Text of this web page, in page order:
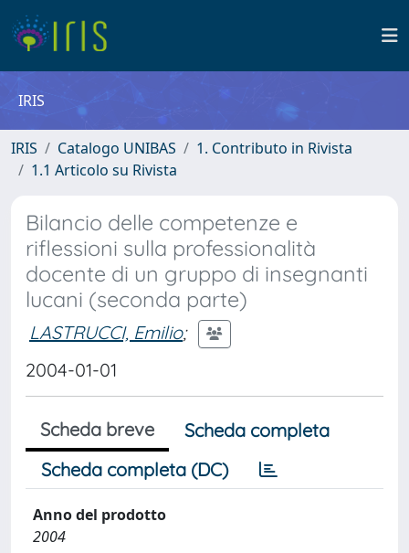
IRIS
IRIS Catalogo UNIBAS
1. Contributo in Rivista
1.1 Articolo su Rivista
Bilancio delle competenze e
riflessioni sulla professionalità
docente di un gruppo di insegnanti
lucani (seconda parte)
LASTRUCCI, Emilio;
2004-01-01
Scheda breve
Scheda completa
Scheda completa (DC)
Anno del prodotto
2004